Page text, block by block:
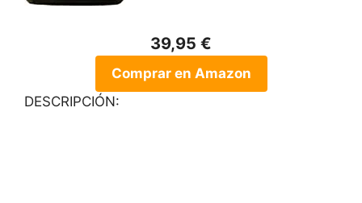
39,95 €
Comprar en Amazon
DESCRIPCIÓN: